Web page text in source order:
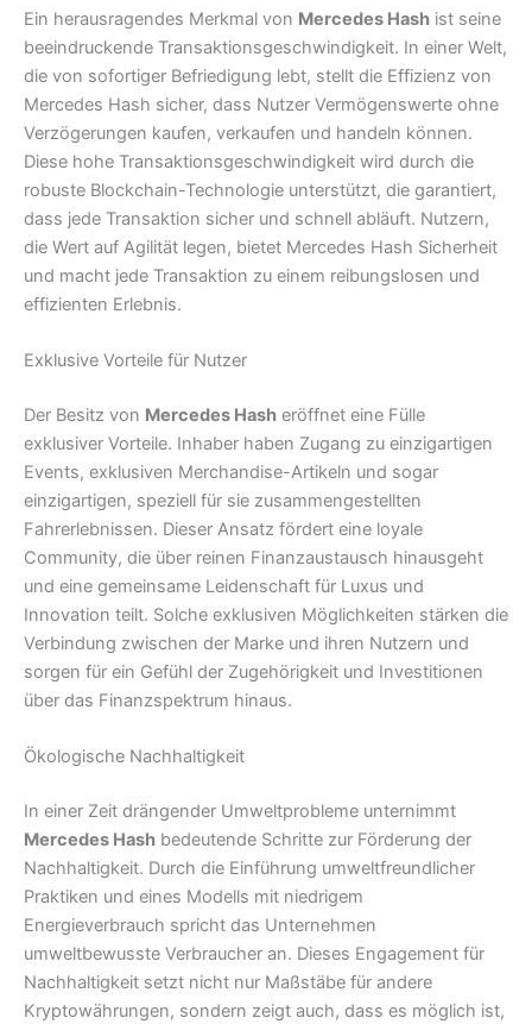
Ein herausragendes Merkmal von Mercedes Hash ist seine
beeindruckende Transaktionsgeschwindigkeit. In einer Welt,
die von sofortiger Befriedigung lebt, stellt die Effizienz von
Mercedes Hash sicher, dass Nutzer Vermögenswerte ohne
Verzögerungen kaufen, verkaufen und handeln können.
Diese hohe Transaktionsgeschwindigkeit wird durch die
robuste Blockchain-Technologie unterstützt, die garantiert,
dass jede Transaktion sicher und schnell abläuft. Nutzern,
die Wert auf Agilität legen, bietet Mercedes Hash Sicherheit
und macht jede Transaktion zu einem reibungslosen und
effizienten Erlebnis.
Exklusive Vorteile für Nutzer
Der Besitz von Mercedes Hash eröffnet eine Fülle
exklusiver Vorteile. Inhaber haben Zugang zu einzigartigen
Events, exklusiven Merchandise-Artikeln und sogar
einzigartigen, speziell für sie zusammengestellten
Fahrerlebnissen. Dieser Ansatz fördert eine loyale
Community, die über reinen Finanzaustausch hinausgeht
und eine gemeinsame Leidenschaft für Luxus und
Innovation teilt. Solche exklusiven Möglichkeiten stärken die
Verbindung zwischen der Marke und ihren Nutzern und
sorgen für ein Gefühl der Zugehörigkeit und Investitionen
über das Finanzspektrum hinaus.
Ökologische Nachhaltigkeit
In einer Zeit drängender Umweltprobleme unternimmt
Mercedes Hash bedeutende Schritte zur Förderung der
Nachhaltigkeit. Durch die Einführung umweltfreundlicher
Praktiken und eines Modells mit niedrigem
Energieverbrauch spricht das Unternehmen
umweltbewusste Verbraucher an. Dieses Engagement für
Nachhaltigkeit setzt nicht nur Maßstäbe für andere
Kryptowährungen, sondern zeigt auch, dass es möglich ist,